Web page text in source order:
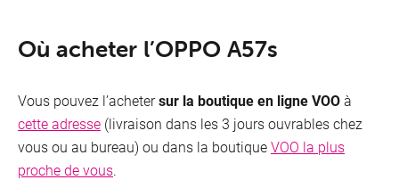
Où acheter l’OPPO A57s
Vous pouvez l’achetersur la boutique en ligne VOOà
cette adresse (livraison dans les 3 jours ouvrables chez
vous ou au bureau) ou dans la boutiqueVOO la plus
proche de vous.